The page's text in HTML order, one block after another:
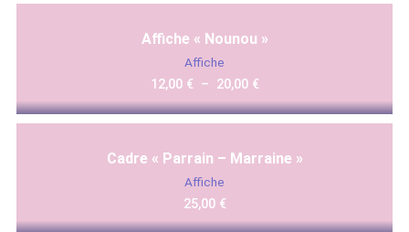
Affiche « Nounou »
Affiche
12,00 € – 20,00 €
Cadre « Parrain – Marraine »
Affiche
25,00 €